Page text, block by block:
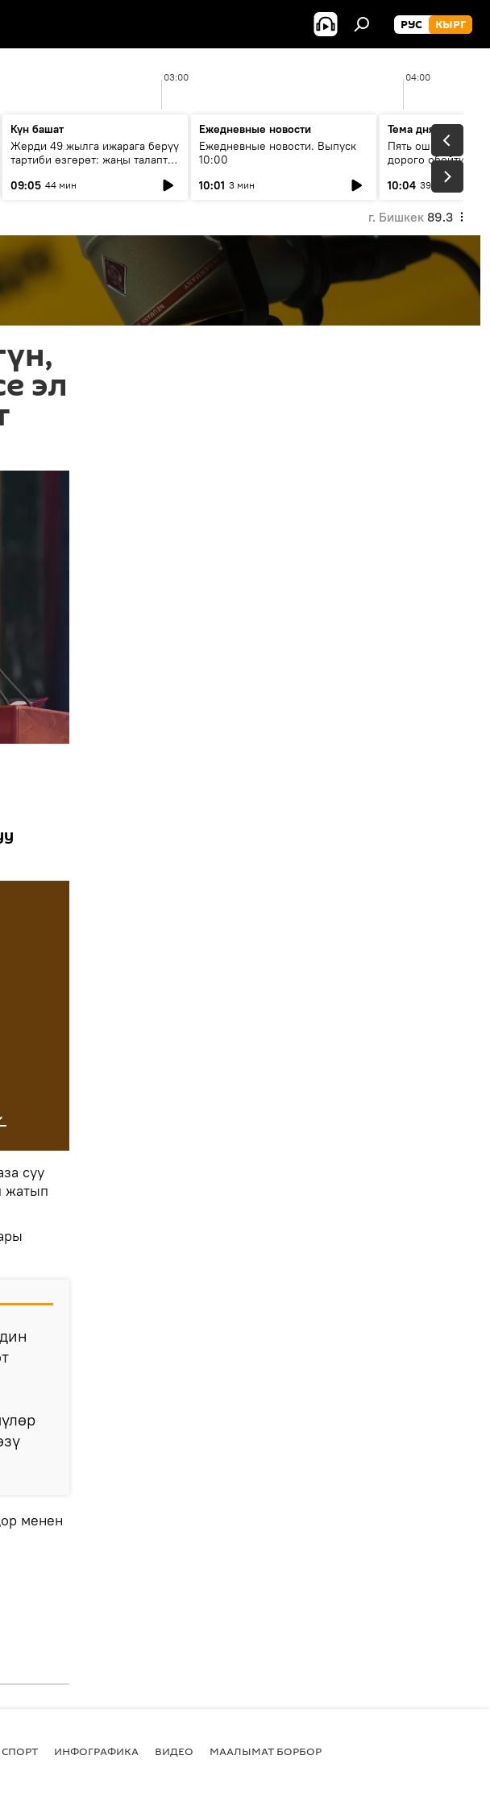
РУС КЫРГ
03:00 04:00
Күн башат
Жерди 49 жылга ижарага берүү
тартиби өзгөрөт: жаңы талаптар
09:05 44 мин
Ежедневные новости
Ежедневные новости. Выпуск
10:00
10:01 3 мин
Тема дня
Пять ошибок
дорого обойтись
10:04 39 мин
г. Бишкек 89.3
эл
суу
жатып
менен
СПОРТ ИНФОГРАФИКА ВИДЕО МААЛЫМАТ БОРБОР